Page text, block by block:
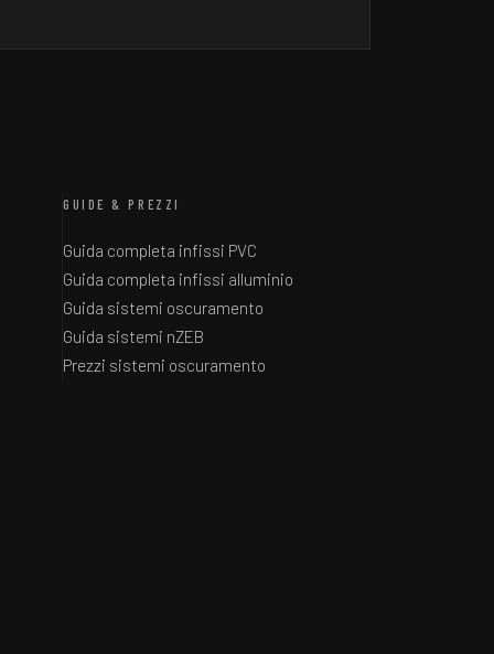
GUIDE & PREZZI
Guida completa infissi PVC
Guida completa infissi alluminio
Guida sistemi oscuramento
Guida sistemi nZEB
Prezzi sistemi oscuramento